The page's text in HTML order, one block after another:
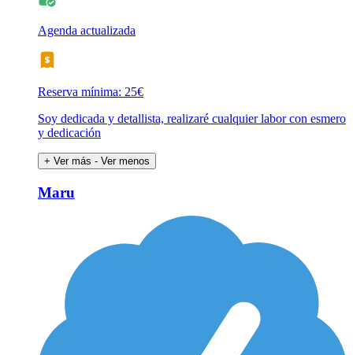
Agenda actualizada
Reserva mínima: 25€
Soy dedicada y detallista, realizaré cualquier labor con esmero
y dedicación
+ Ver más - Ver menos
Maru